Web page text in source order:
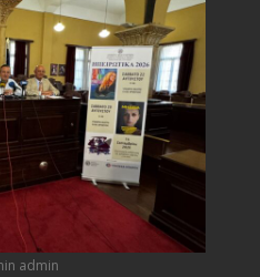
admin